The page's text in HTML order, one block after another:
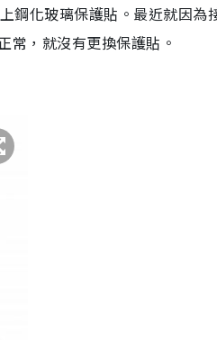
鋼化玻璃保護貼。最近就因為
常，就沒有更換保護貼。